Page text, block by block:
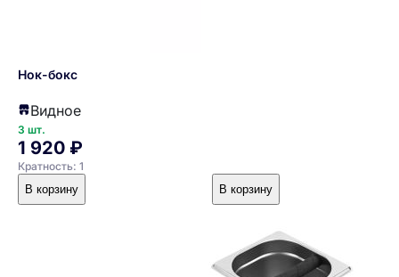
Нок-бокс
Видное
3 шт.
1 920 ₽
Кратность: 1
В корзину
В корзину